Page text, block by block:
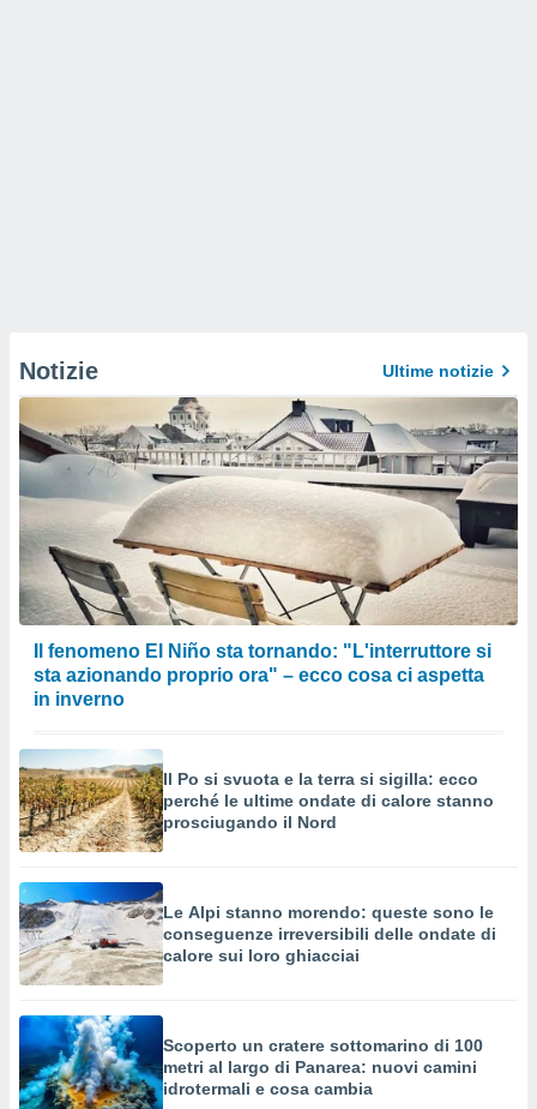
Notizie Ultime notizie
Il fenomeno El Niño sta tornando: "L'interruttore si
sta azionando proprio ora" – ecco cosa ci aspetta
in inverno
Il Po si svuota e la terra si sigilla: ecco
perché le ultime ondate di calore stanno
prosciugando il Nord
Le Alpi stanno morendo: queste sono le
conseguenze irreversibili delle ondate di
calore sui loro ghiacciai
Scoperto un cratere sottomarino di 100
metri al largo di Panarea: nuovi camini
idrotermali e cosa cambia